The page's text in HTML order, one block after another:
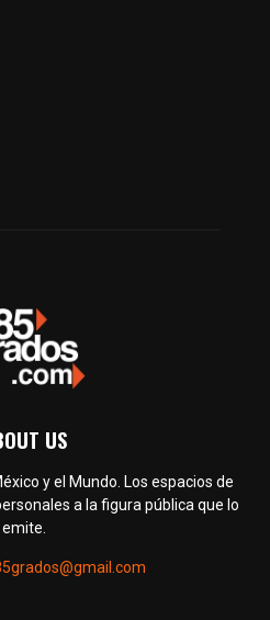
US
y el Mundo. Los espacios de
a la figura pública que lo
emite.